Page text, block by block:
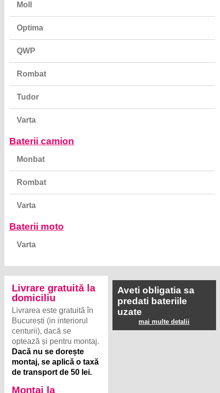
Moll
Optima
QWP
Rombat
Tudor
Varta
Baterii camion
Monbat
Rombat
Varta
Baterii moto
Varta
Livrare gratuită la
domiciliu
Livrarea este gratuită în
București (in interiorul
centurii), dacă se
optează și pentru montaj.
Dacă nu se dorește
montaj, se aplică o taxă
de transport de 50 lei.
Montaj la
Aveti obligatia sa
predati bateriile
uzate
mai multe detalii